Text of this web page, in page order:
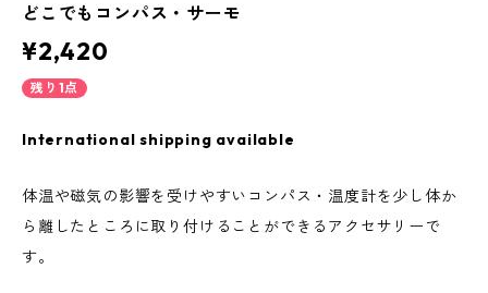
どこでもコンパス・サーモ
¥2,420
残り1点
International shipping available
体温や磁気の影響を受けやすいコンパス・温度計を少し体か
ら離したところに取り付けることができるアクセサリーで
す。